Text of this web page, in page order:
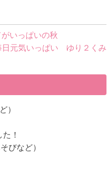
いっぱいの秋
日元気いっぱい ゆり２くみ
）
！
びなど）